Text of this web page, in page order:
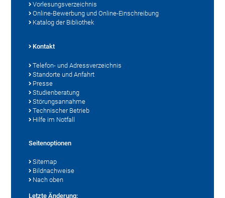
Vorlesungsverzeichnis
Online-Bewerbung und Online-Einschreibung
Katalog der Bibliothek
Kontakt
Telefon- und Adressverzeichnis
Standorte und Anfahrt
Presse
Studienberatung
Störungsannahme
Technischer Betrieb
Hilfe im Notfall
Seitenoptionen
Sitemap
Bildnachweise
Nach oben
Letzte Änderung: